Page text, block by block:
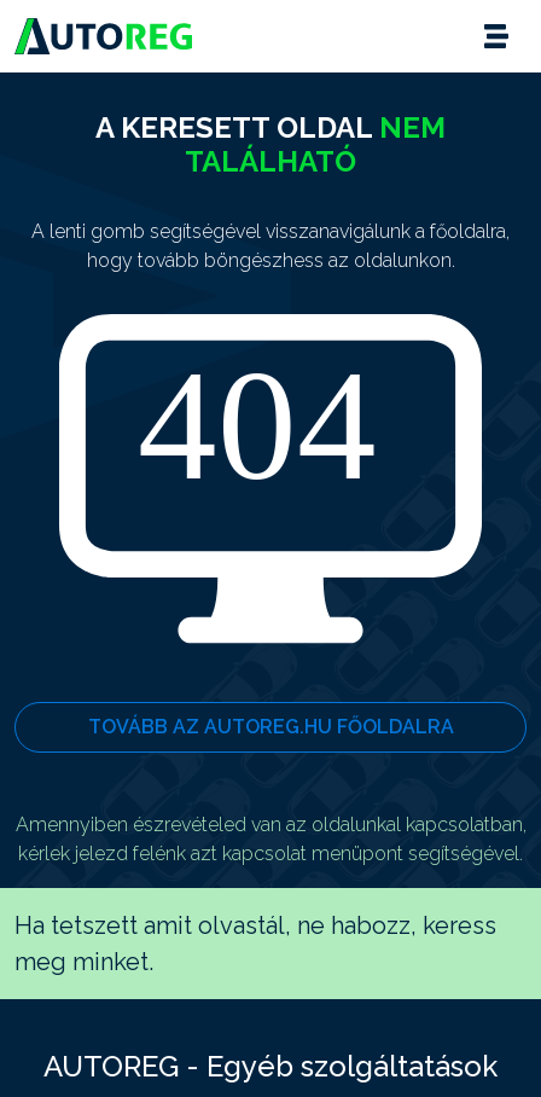
A KERESETT OLDAL NEM
TALÁLHATÓ
A lenti gomb segítségével visszanavigálunk a főoldalra,
hogy tovább böngészhess az oldalunkon.
TOVÁBB AZ AUTOREG.HU FŐOLDALRA
Amennyiben észrevételed van az oldalunkal kapcsolatban,
kérlek jelezd felénk azt kapcsolat menüpont segítségével.
Ha tetszett amit olvastál, ne habozz, keress
meg minket.
AUTOREG - Egyéb szolgáltatások